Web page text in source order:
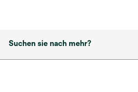
Suchen sie nach mehr?